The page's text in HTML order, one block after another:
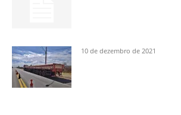
10 de dezembro de 2021